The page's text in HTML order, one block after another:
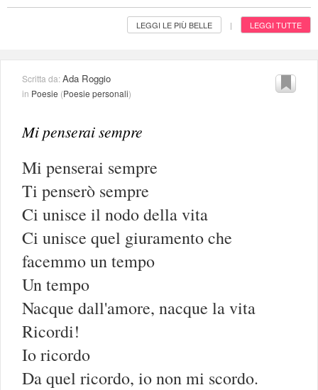
LEGGI LE PIÙ BELLE | LEGGI TUTTE
Scritta da:Ada Roggio
in Poesie (Poesie personali)
Mi penserai sempre
Mi penserai sempre
Ti penserò sempre
Ci unisce il nodo della vita
Ci unisce quel giuramento che
facemmo un tempo
Un tempo
Nacque dall'amore, nacque la vita
Ricordi!
Io ricordo
Da quel ricordo, io non mi scordo.